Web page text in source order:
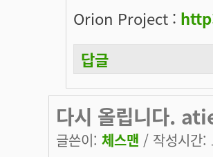
Orion Project :
답글
다시 올립니다.
글쓴이: 체스맨 / 작성시간